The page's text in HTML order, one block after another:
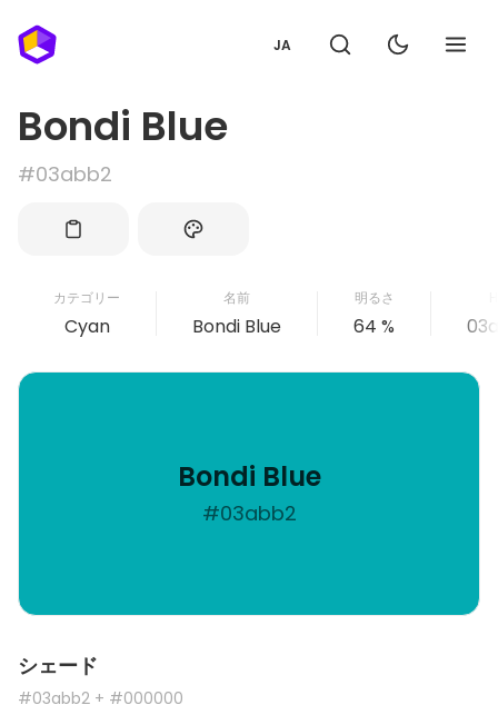
JA
Bondi Blue
#03abb2
カテゴリー
Cyan
名前
Bondi Blue
明るさ
64 %
Bondi Blue
#03abb2
シェード
#03abb2 + #000000